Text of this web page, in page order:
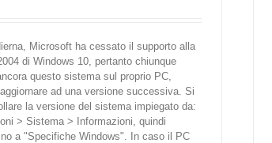
Microsoft ha cessato il supporto alla
di Windows 10, pertanto chiunque
questo sistema sul proprio PC,
ad una versione successiva. Si
la versione del sistema impiegato da:
> Sistema > Informazioni, quindi
a "Specifiche Windows". In caso il PC